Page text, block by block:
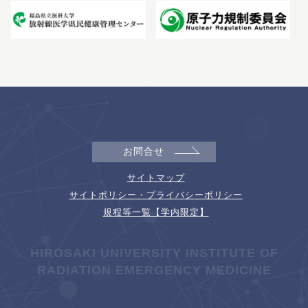
お問合せ
サイトマップ
サイトポリシー・プライバシーポリシー
規程等一覧【学内限定】
HIROSAKI UNIVERSITY INSTITUTE OF
RADIATION EMERGENCY MEDICINE